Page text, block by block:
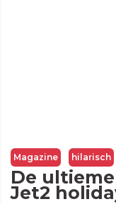
Magazine hilarisch
De
Jet2